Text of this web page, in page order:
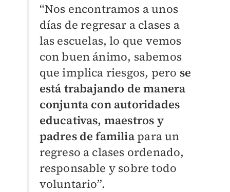
“Nos encontramos a unos
días de regresar a clases a
las escuelas, lo que vemos
con buen ánimo, sabemos
que implica riesgos, pero se
está trabajando de manera
conjunta con autoridades
educativas, maestros y
padres de familia para un
regreso a clases ordenado,
responsable y sobre todo
voluntario”.